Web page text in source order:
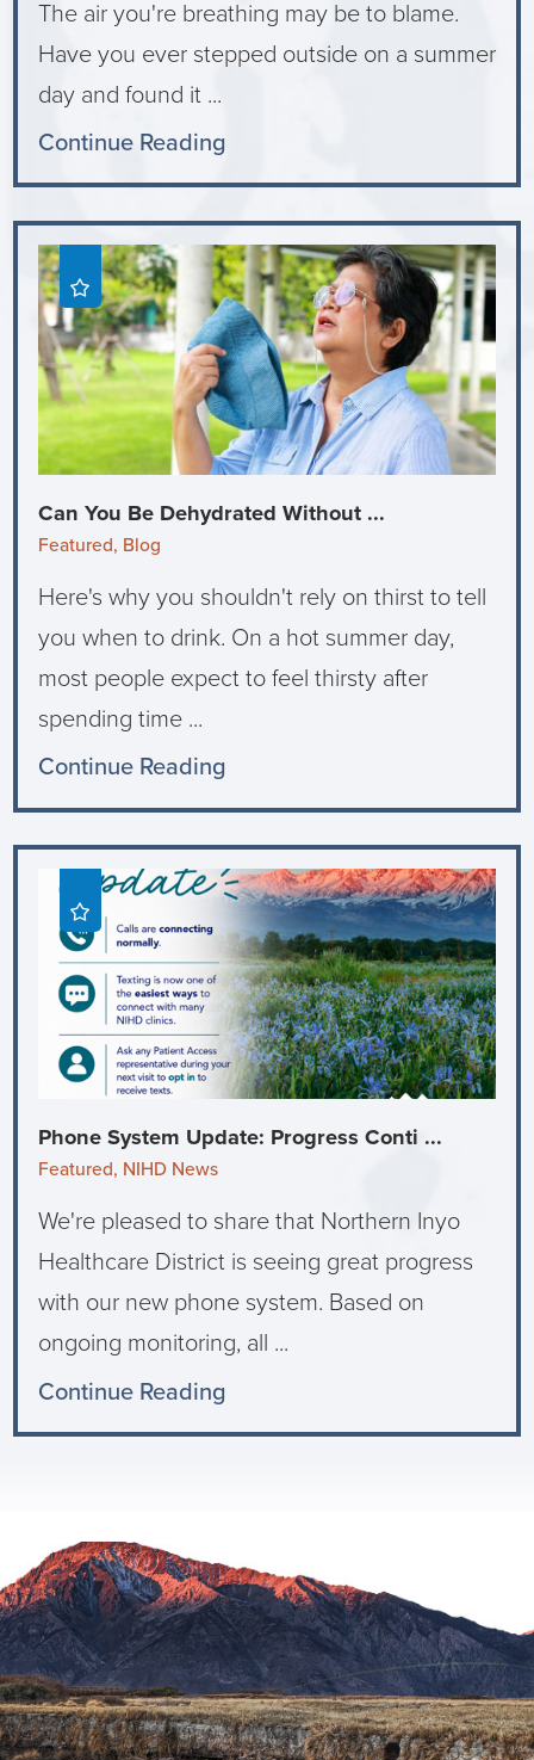
The air you're breathing may be to blame.
Have you ever stepped outside on a summer
day and found it ...
Continue Reading
Can You Be Dehydrated Without ...
Featured, Blog
Here's why you shouldn't rely on thirst to tell
you when to drink. On a hot summer day,
most people expect to feel thirsty after
spending time ...
Continue Reading
Phone System Update: Progress Conti ...
Featured, NIHD News
We're pleased to share that Northern Inyo
Healthcare District is seeing great progress
with our new phone system. Based on
ongoing monitoring, all ...
Continue Reading